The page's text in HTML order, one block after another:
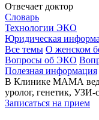
Отвечает доктор
Словарь
Технологии ЭКО
Юридическая
Все темы О женском
Вопросы об ЭКО
Полезная информация
В Клинике МАМА
уролог, генетик, УЗИ-
Записаться на прием